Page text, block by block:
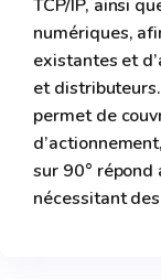
TCP/IP, ainsi
numériques,
existantes et
et
permet de
sur 90° répond
nécessitant